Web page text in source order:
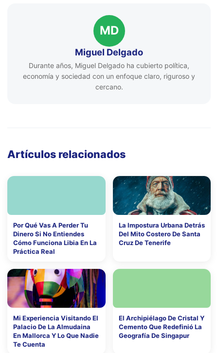
MD
Miguel Delgado
Durante años, Miguel Delgado ha cubierto política,
economía y sociedad con un enfoque claro, riguroso y
cercano.
Artículos relacionados
Por Qué Vas A Perder Tu
Dinero Si No Entiendes
Cómo Funciona Libia En La
Práctica Real
La Impostura Urbana Detrás
Del Mito Costero De Santa
Cruz De Tenerife
Mi Experiencia Visitando El
Palacio De La Almudaina
En Mallorca Y Lo Que Nadie
Te Cuenta
El Archipiélago De Cristal Y
Cemento Que Redefinió La
Geografía De Singapur